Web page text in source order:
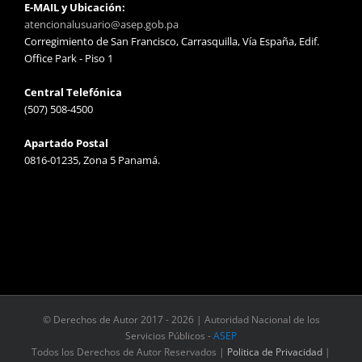
E-MAIL y Ubicación:
atencionalusuario@asep.gob.pa
Corregimiento de San Francisco, Carrasquilla, Vía España, Edif.
Office Park - Piso 1
Central Telefónica
(507) 508-4500
Apartado Postal
0816-01235, Zona 5 Panamá.
© Derechos de Autor 2017 -2026 | Autoridad Nacional de los
Servicios Públicos -ASEP
Todos los Derechos de Autor Reservados | Politica de Privacidad |